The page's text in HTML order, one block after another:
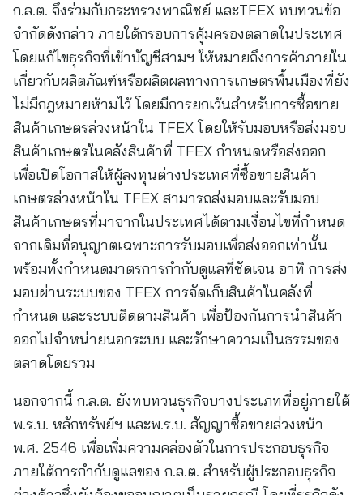
ก.ล.ต. จึงร่วมกับกระทรวงพาณิชย์ และTFEX ทบทวนข้อ
จำกัดดังกล่าว ภายใต้กรอบการคุ้มครองตลาดในประเทศ
โดยแก้ไขธุรกิจที่เข้าบัญชีสามฯ ให้หมายถึงการค้าภายใน
เกี่ยวกับผลิตภัณฑ์หรือผลิตผลทางการเกษตรพื้นเมืองที่ยัง
ไม่มีกฎหมายห้ามไว้ โดยมีการยกเว้นสำหรับการซื้อขาย
สินค้าเกษตรล่วงหน้าใน TFEX โดยให้รับมอบหรือส่งมอบ
สินค้าเกษตรในคลังสินค้าที่ TFEX กำหนดหรือส่งออก
เพื่อเปิดโอกาสให้ผู้ลงทุนต่างประเทศที่ซื้อขายสินค้า
เกษตรล่วงหน้าใน TFEX สามารถส่งมอบและรับมอบ
สินค้าเกษตรที่มาจากในประเทศได้ตามเงื่อนไขที่กำหนด
จากเดิมที่อนุญาตเฉพาะการรับมอบเพื่อส่งออกเท่านั้น
พร้อมทั้งกำหนดมาตรการกำกับดูแลที่ชัดเจน อาทิ การส่ง
มอบผ่านระบบของ TFEX การจัดเก็บสินค้าในคลังที่
กำหนด และระบบติดตามสินค้า เพื่อป้องกันการนำสินค้า
ออกไปจำหน่ายนอกระบบ และรักษาความเป็นธรรมของ
ตลาดโดยรวม
นอกจากนี้ ก.ล.ต. ยังทบทวนธุรกิจบางประเภทที่อยู่ภายใต้
พ.ร.บ. หลักทรัพย์ฯ และพ.ร.บ. สัญญาซื้อขายล่วงหน้า
พ.ศ. 2546 เพื่อเพิ่มความคล่องตัวในการประกอบธุรกิจ
ภายใต้การกำกับดูแลของ ก.ล.ต. สำหรับผู้ประกอบธุรกิจ